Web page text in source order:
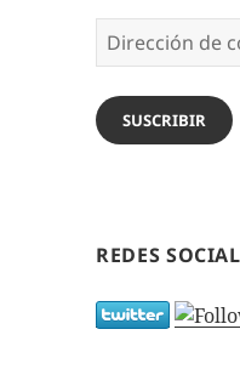
Dirección
de
correo
electrónico
SUSCRIBIR
REDES